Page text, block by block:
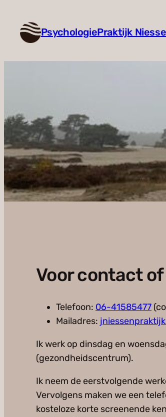
PsychologiePraktijk
Voor contact
Telefoon: 06-41585477
Mailadres:
Ik werk op dinsdag en
(gezondheidscentrum).
Ik neem de eerstvolgende
Vervolgens maken we een
kosteloze korte screenende